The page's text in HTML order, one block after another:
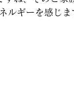
ルギーを感じま